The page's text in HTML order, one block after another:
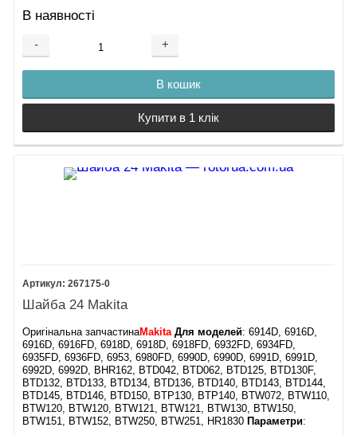
В наявності
- +
В кошик
Купити в 1 клік
267175-0
Шайба 24 Makita
Оригінальна запчастинаMakita Для моделей: 6914D, 6916D,
6916D, 6916FD, 6918D, 6918D, 6918FD, 6932FD, 6934FD,
6935FD, 6936FD, 6953, 6980FD, 6990D, 6990D, 6991D, 6991D,
6992D, 6992D, BHR162, BTD042, BTD062, BTD125, BTD130F,
BTD132, BTD133, BTD134, BTD136, BTD140, BTD143, BTD144,
BTD145, BTD146, BTD150, BTP130, BTP140, BTW072, BTW110,
BTW120, BTW120, BTW121, BTW121, BTW130, BTW150,
BTW151, BTW152, BTW250, BTW251, HR1830 Параметри: